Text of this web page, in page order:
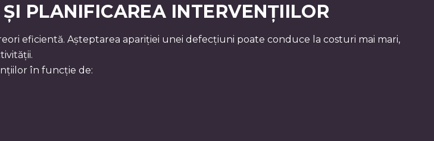
PLANIFICAREA INTERVENȚIILOR
eficientă. Așteptarea apariției unei defecțiuni poate conduce la costuri mai mari,
în funcție de: